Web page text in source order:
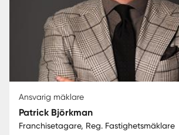
Ansvarig mäklare
Patrick Björkman
Franchisetagare, Reg. Fastighetsmäklare